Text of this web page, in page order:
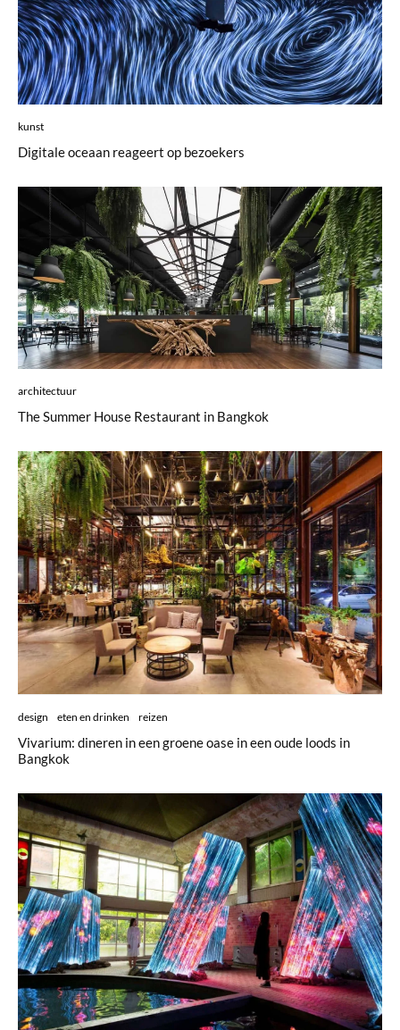
kunst
Digitale oceaan reageert op bezoekers
architectuur
The Summer House Restaurant in Bangkok
design eten en drinken reizen
Vivarium: dineren in een groene oase in een oude loods in
Bangkok